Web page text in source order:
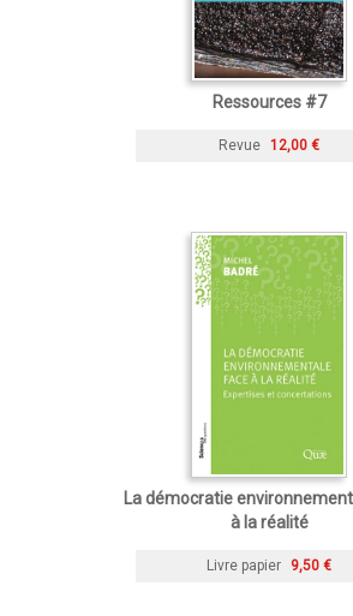
Ressources #7
Revue 12,00 €
La démocratie
à la réalité
Livre papier 9,50 €